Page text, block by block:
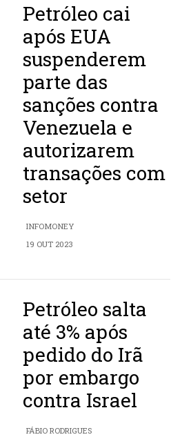
Petróleo cai
após EUA
suspenderem
parte das
sanções contra
Venezuela e
autorizarem
transações com
setor
INFOMONEY
19 OUT 2023
Petróleo salta
até 3% após
pedido do Irã
por embargo
contra Israel
FÁBIO RODRIGUES